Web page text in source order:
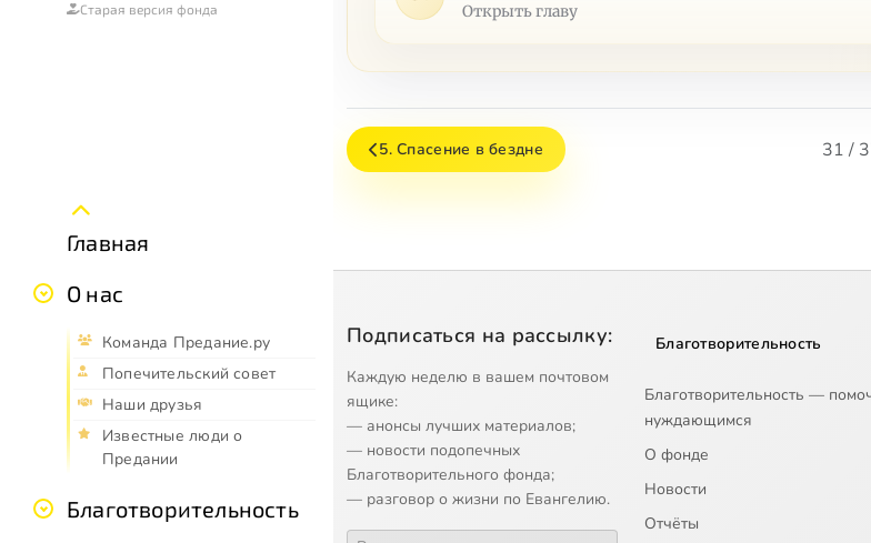
Старая версия фонда
Главная
О нас
Команда Предание.ру
Попечительский совет
Наши друзья
Известные люди о
Предании
Благотворительность
Открыть главу
5. Спасение в бездне 31 /
Подписаться на рассылку:
Каждую неделю в вашем почтовом
ящике:
— анонсы лучших материалов;
— новости подопечных
Благотворительного фонда;
— разговор о жизни по Евангелию.
Благотворительность
Благотворительность —
нуждающимся
О фонде
Новости
Отчёты